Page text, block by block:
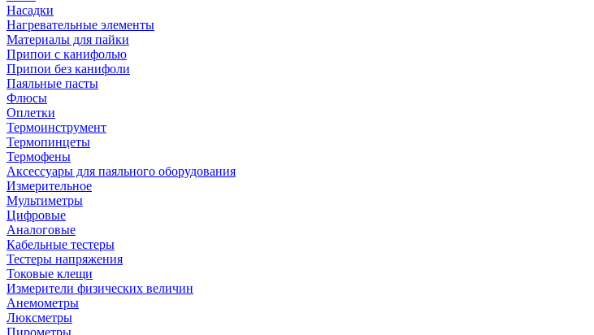
Насадки
Нагревательные элементы
Материалы для пайки
Припои с канифолью
Припои без канифоли
Паяльные пасты
Флюсы
Оплетки
Термоинструмент
Термопинцеты
Термофены
Аксессуары для паяльного оборудования
Измерительное
Мультиметры
Цифровые
Аналоговые
Кабельные тестеры
Тестеры напряжения
Токовые клещи
Измерители физических величин
Анемометры
Люксметры
Пирометры